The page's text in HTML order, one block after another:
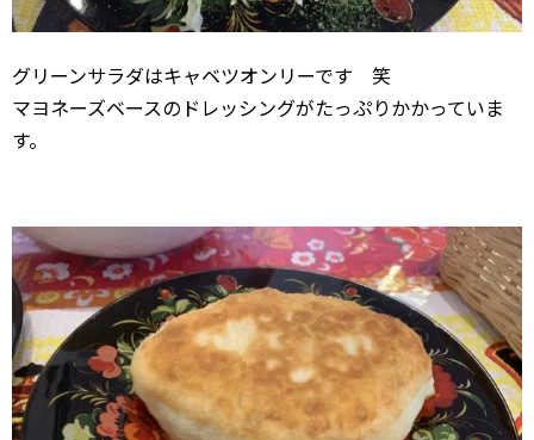
グリーンサラダはキャベツオンリーです 笑
マヨネーズベースのドレッシングがたっぷりかかっていま
す。